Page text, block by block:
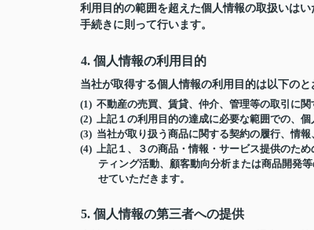
利用目的の範囲を超えた個人情報の取扱いは
手続きに則って行います。
4. 個人情報の利用目的
当社が取得する個人情報の利用目的は以下のと
(1) 不動産の売買、賃貸、仲介、管理等の取引に
(2) 上記１の利用目的の達成に必要な範囲での、個
(3) 当社が取り扱う商品に関する契約の履行、情報
(4) 上記１、３の商品・情報・サービス提供のた
ティング活動、顧客動向分析または商品開発
せていただきます。
5. 個人情報の第三者への提供